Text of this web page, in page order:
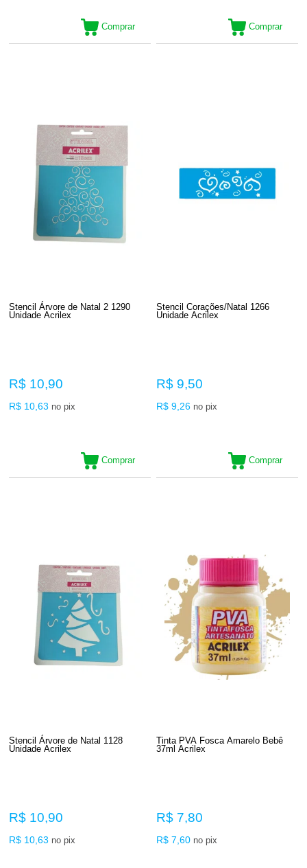
Comprar Comprar
Stencil Árvore de Natal 2 1290
Unidade Acrilex
R$ 10,90
R$ 10,63 no pix
Comprar
Stencil Corações/Natal 1266
Unidade Acrilex
R$ 9,50
R$ 9,26 no pix
Comprar
Stencil Árvore de Natal 1128
Unidade Acrilex
R$ 10,90
R$ 10,63 no pix
Tinta PVA Fosca Amarelo Bebê
37ml Acrilex
R$ 7,80
R$ 7,60 no pix